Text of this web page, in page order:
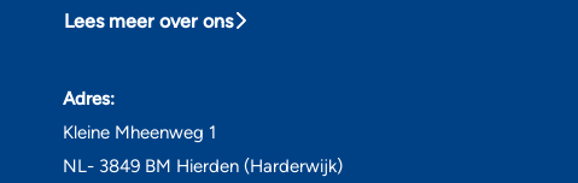
Lees meer over ons
Adres:
Kleine Mheenweg 1
NL- 3849 BM Hierden (Harderwijk)